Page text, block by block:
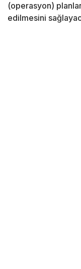
(operasyon)
edilmesini